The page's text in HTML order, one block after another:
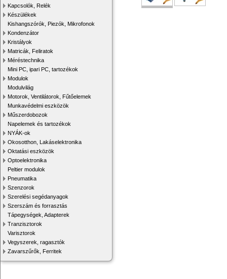
Kapcsolók, Relék
Készülékek
Kishangszórók, Piezók, Mikrofonok
Kondenzátor
Kristályok
Matricák, Feliratok
Méréstechnika
Mini PC, ipari PC, tartozékok
Modulok
Modulvilág
Motorok, Ventilátorok, Fűtőelemek
Munkavédelmi eszközök
Műszerdobozok
Napelemek és tartozékok
NYÁK-ok
Okosotthon, Lakáselektronika
Oktatási eszközök
Optoelektronika
Peltier modulok
Pneumatika
Szenzorok
Szerelési segédanyagok
Szerszám és forrasztás
Tápegységek, Adapterek
Tranzisztorok
Varisztorok
Vegyszerek, ragasztók
Zavarszűrők, Ferritek